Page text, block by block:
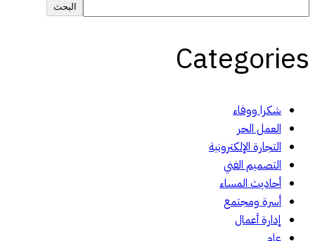
البحث
Categories
شكرا ووفاء
العمل الحر
التجارة الإلكترونية
التصميم الفني
أحاديث المساء
أسرة ومجتمع
إدارة أعمال